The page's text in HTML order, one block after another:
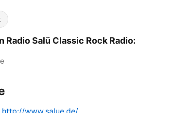
Radio Salü Classic Rock Radio: